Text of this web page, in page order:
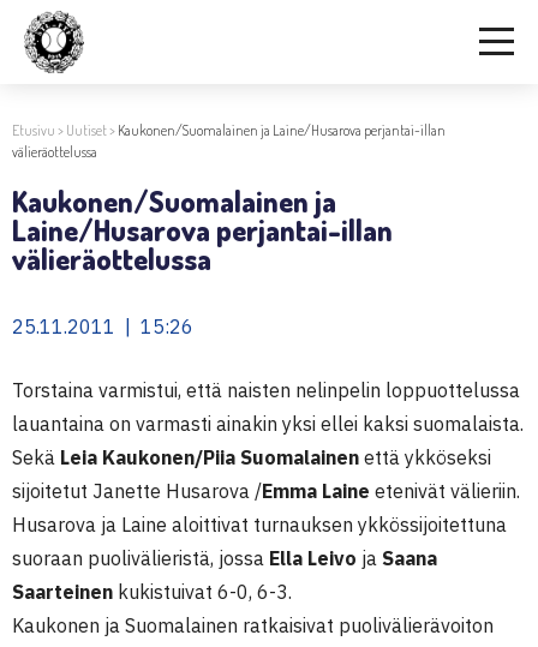
Etusivu > Uutiset> Kaukonen/Suomalainen ja Laine/Husarova perjantai-illan
välieräottelussa
Kaukonen/Suomalainen ja
Laine/Husarova perjantai-illan
välieräottelussa
25.11.2011 | 15:26
Torstaina varmistui, että naisten nelinpelin loppuottelussa
lauantaina on varmasti ainakin yksi ellei kaksi suomalaista.
Sekä Leia Kaukonen/Piia Suomalainen että ykköseksi
sijoitetut Janette Husarova /Emma Laine etenivät välieriin.
Husarova ja Laine aloittivat turnauksen ykkössijoitettuna
suoraan puolivälieristä, jossa Ella Leivo ja Saana
Saarteinen kukistuivat 6-0, 6-3.
Kaukonen ja Suomalainen ratkaisivat puolivälierävoiton